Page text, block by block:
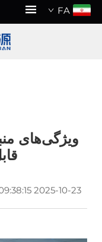
FA
ویژگی‌های
2025-10-23 09:38:15